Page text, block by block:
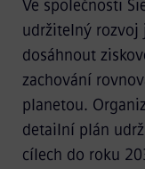
Ve společnosti
udržitelný rozvoj
dosáhnout
zachování
planetou.
detailní plán
cílech do roku